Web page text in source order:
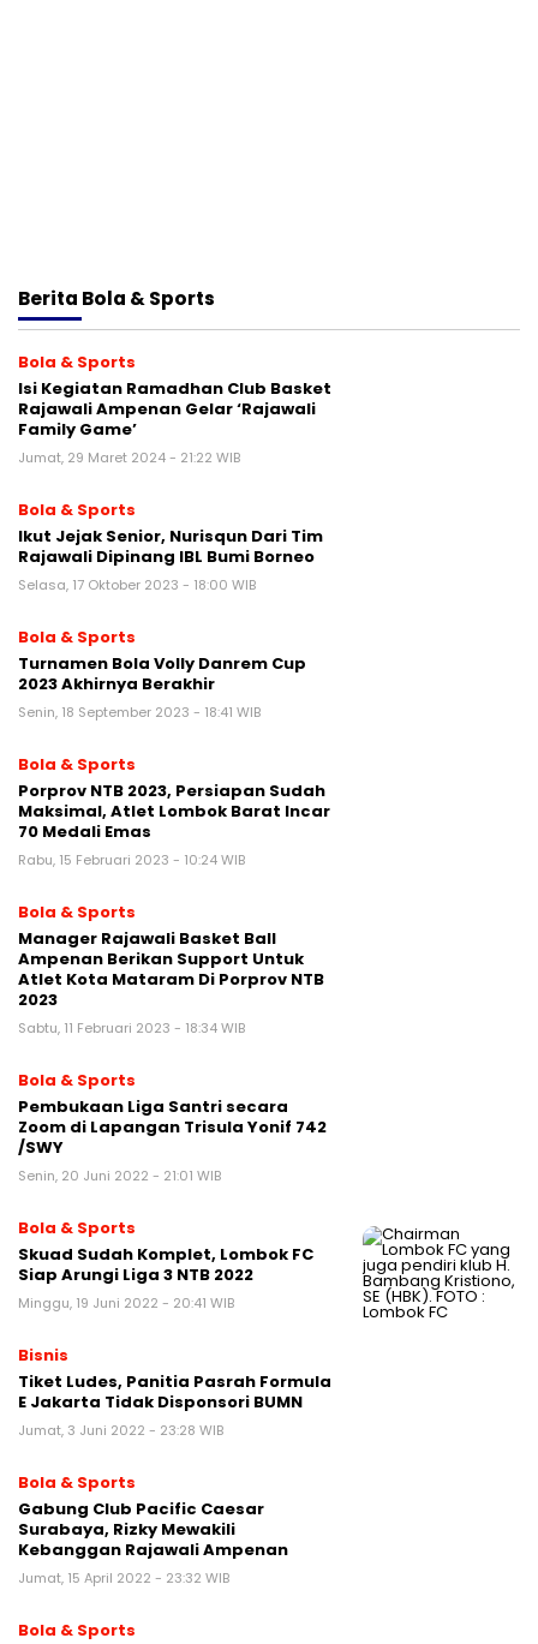
Berita Bola & Sports
Bola & Sports
Isi Kegiatan Ramadhan Club Basket
Rajawali Ampenan Gelar ‘Rajawali
Family Game’
Jumat, 29 Maret 2024 - 21:22 WIB
Bola & Sports
Ikut Jejak Senior, Nurisqun Dari Tim
Rajawali Dipinang IBL Bumi Borneo
Selasa, 17 Oktober 2023 - 18:00 WIB
Bola & Sports
Turnamen Bola Volly Danrem Cup
2023 Akhirnya Berakhir
Senin, 18 September 2023 - 18:41 WIB
Bola & Sports
Porprov NTB 2023, Persiapan Sudah
Maksimal, Atlet Lombok Barat Incar
70 Medali Emas
Rabu, 15 Februari 2023 - 10:24 WIB
Bola & Sports
Manager Rajawali Basket Ball
Ampenan Berikan Support Untuk
Atlet Kota Mataram Di Porprov NTB
2023
Sabtu, 11 Februari 2023 - 18:34 WIB
Bola & Sports
Pembukaan Liga Santri secara
Zoom di Lapangan Trisula Yonif 742
/SWY
Senin, 20 Juni 2022 - 21:01 WIB
Bola & Sports
Skuad Sudah Komplet, Lombok FC
Siap Arungi Liga 3 NTB 2022
Minggu, 19 Juni 2022 - 20:41 WIB
Bisnis
Tiket Ludes, Panitia Pasrah Formula
E Jakarta Tidak Disponsori BUMN
Jumat, 3 Juni 2022 - 23:28 WIB
Bola & Sports
Gabung Club Pacific Caesar
Surabaya, Rizky Mewakili
Kebanggan Rajawali Ampenan
Jumat, 15 April 2022 - 23:32 WIB
Bola & Sports